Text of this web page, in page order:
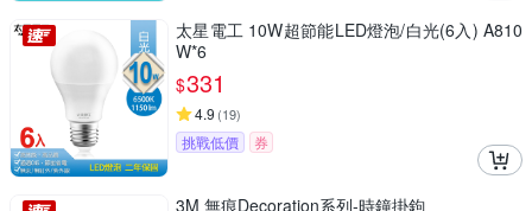
太星電工 10W超節能LED燈泡/白光(6入) A810
W*6
$331
4.9 (19)
挑戰低價 券
3M 無痕Decoration系列-時鐘掛鉤